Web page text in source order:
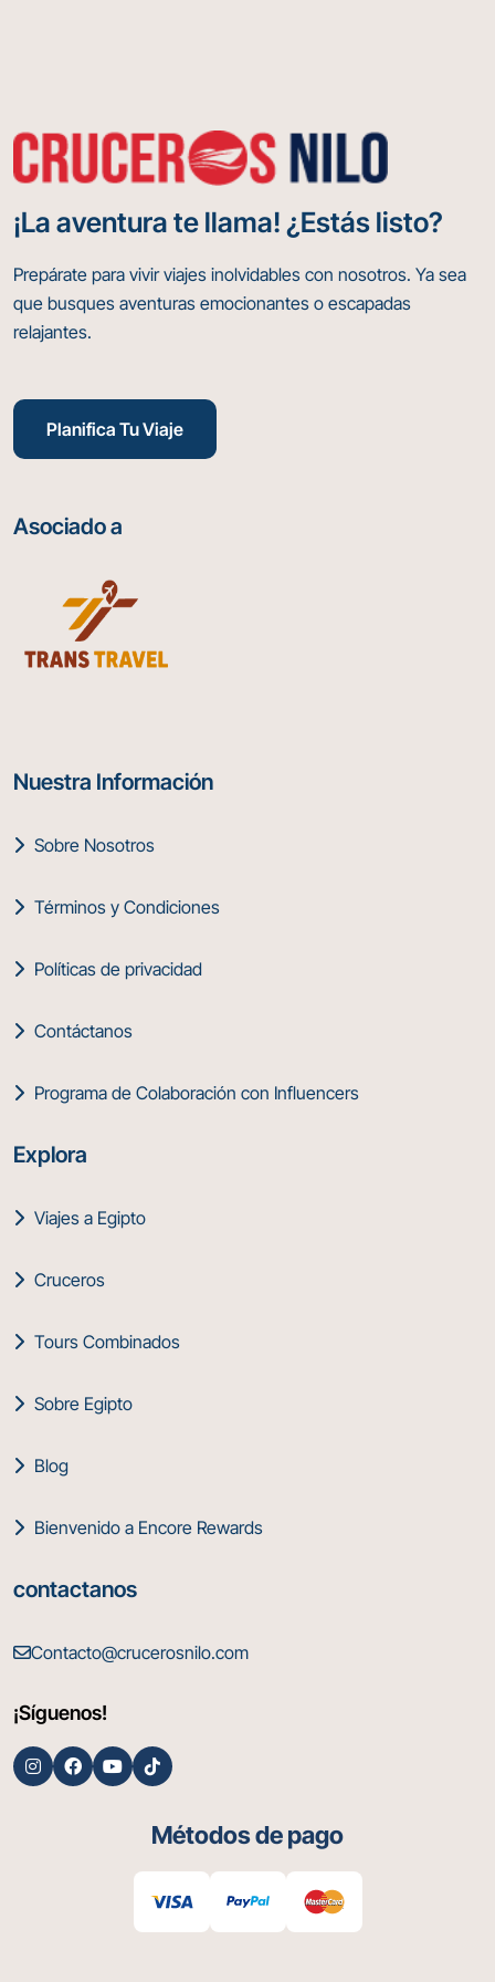
¡La aventura te llama! ¿Estás listo?
Prepárate para vivir viajes inolvidables con nosotros. Ya sea
que busques aventuras emocionantes o escapadas
relajantes.
Planifica Tu Viaje
Asociado a
Nuestra Información
Sobre Nosotros
Términos y Condiciones
Políticas de privacidad
Contáctanos
Programa de Colaboración con Influencers
Explora
Viajes a Egipto
Cruceros
Tours Combinados
Sobre Egipto
Blog
Bienvenido a Encore Rewards
contactanos
Contacto@crucerosnilo.com
¡Síguenos!
Métodos de pago